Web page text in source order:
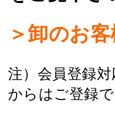
＞卸のお
注）会員登録
からはご登録で